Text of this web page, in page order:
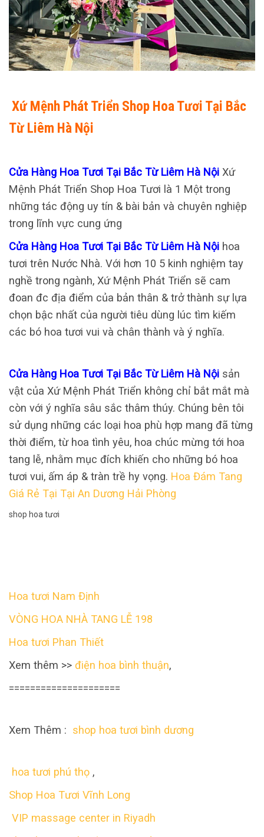
Xứ Mệnh Phát Triển Shop Hoa Tươi Tại Bắc
Từ Liêm Hà Nội
Cửa Hàng Hoa Tươi Tại Bắc Từ Liêm Hà Nội Xứ
Mệnh Phát Triển Shop Hoa Tươi là 1 Một trong
những tác động uy tín & bài bản và chuyên nghiệp
trong lĩnh vực cung ứng
Cửa Hàng Hoa Tươi Tại Bắc Từ Liêm Hà Nội hoa
tươi trên Nước Nhà. Với hơn 10 5 kinh nghiệm tay
nghề trong ngành, Xứ Mệnh Phát Triển sẽ cam
đoan đc địa điểm của bản thân & trở thành sự lựa
chọn bậc nhất của người tiêu dùng lúc tìm kiếm
các bó hoa tươi vui và chân thành và ý nghĩa.
Cửa Hàng Hoa Tươi Tại Bắc Từ Liêm Hà Nội sản
vật của Xứ Mệnh Phát Triển không chỉ bắt mắt mà
còn với ý nghĩa sâu sắc thâm thúy. Chúng bên tôi
sử dụng những các loại hoa phù hợp mang đã từng
thời điểm, từ hoa tình yêu, hoa chúc mừng tới hoa
tang lễ, nhằm mục đích khiến cho những bó hoa
tươi vui, ấm áp & tràn trề hy vọng. Hoa Đám Tang
Giá Rẻ Tại Tại An Dương Hải Phòng
shop hoa tươi
Hoa tươi Nam Định
VÒNG HOA NHÀ TANG LỄ 198
Hoa tươi Phan Thiết
Xem thêm >> điện hoa bình thuận,
=====================
Xem Thêm : shop hoa tươi bình dương
hoa tươi phú thọ ,
Shop Hoa Tươi Vĩnh Long
VIP massage center in Riyadh